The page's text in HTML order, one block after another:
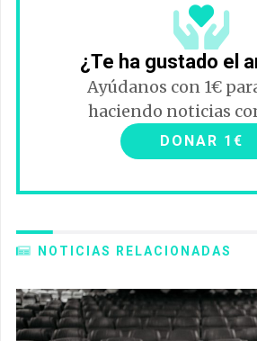
¿Te ha gustado el
Ayúdanos con 1€
haciendo noticias
DONAR 1€
NOTICIAS RELACIONADAS